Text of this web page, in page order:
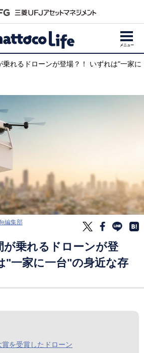
メニュー
れるドローンが登場？！ いずれは"一家に
編集部
が乗れるドローンが登
"一家に一台"の身近な存
を受賞したドローン